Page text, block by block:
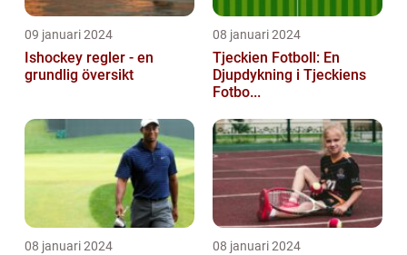
09 januari 2024
Ishockey regler - en
grundlig översikt
08 januari 2024
Tjeckien Fotboll: En
Djupdykning i Tjeckiens
Fotbo...
08 januari 2024 08 januari 2024